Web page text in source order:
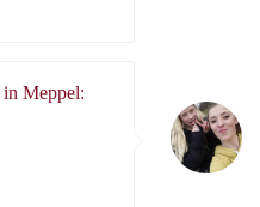
in Meppel: